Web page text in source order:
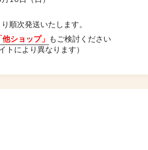
順次発送いたします。
他ショップ」 もご検討ください
トにより異なります）